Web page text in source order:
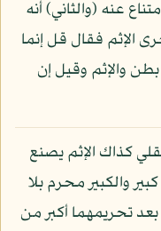
عنه (والثاني) أنه
الإثم فقال قل إنما
والإثم وقيل إن
كذاك الإثم يصنع
والكبير محرم بلا
تحريمهما أكبر من